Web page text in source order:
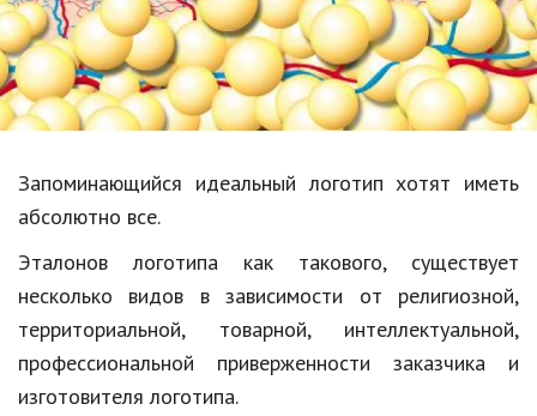
Образование
В мире
Культура
Спорт
Знаменитости
Статьи
Обзоры
Запоминающийся идеальный логотип хотят иметь
абсолютно все.
Эталонов логотипа как такового, существует
несколько видов в зависимости от религиозной,
территориальной, товарной, интеллектуальной,
профессиональной приверженности заказчика и
изготовителя логотипа.